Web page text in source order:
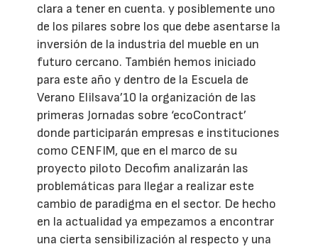
clara a tener en cuenta. y posiblemente uno
de los pilares sobre los que debe asentarse la
inversión de la industria del mueble en un
futuro cercano. También hemos iniciado
para este año y dentro de la Escuela de
Verano Elilsava’10 la organización de las
primeras Jornadas sobre ‘ecoContract’
donde participarán empresas e instituciones
como CENFIM, que en el marco de su
proyecto piloto Decofim analizarán las
problemáticas para llegar a realizar este
cambio de paradigma en el sector. De hecho
en la actualidad ya empezamos a encontrar
una cierta sensibilización al respecto y una